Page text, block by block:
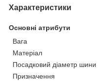
Характеристики
Основні атрибути
Вага
Матеріал
Посадковий діаметр шини
Призначення